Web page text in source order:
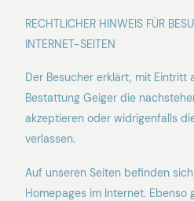
RECHTLICHER HINWEIS FÜR
INTERNET-SEITEN
Der Besucher erklärt, mit Eintritt
Bestattung Geiger die
akzeptieren oder widrigenfalls
verlassen.
Auf unseren Seiten befinden
Homepages im Internet. Ebenso